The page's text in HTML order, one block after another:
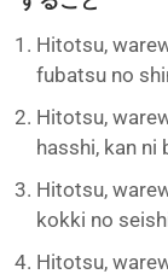
Hitotsu,
fubatsu no
Hitotsu,
hasshi, kan ni
Hitotsu,
kokki no
Hitotsu,